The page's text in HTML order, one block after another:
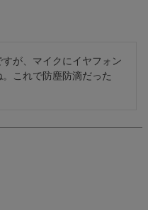
が、マイクにイヤフォン
これで防塵防滴だった